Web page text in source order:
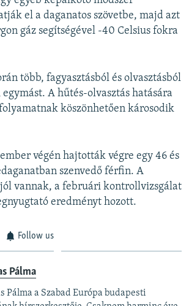
el a daganatos szövetbe, majd azt
gáz segítségével -40 Celsius fokra
több, fagyasztásból és olvasztásból
A hűtés-olvasztás hatására
köszönhetően károsodik
végén hajtották végre egy 46 és
szenvedő férfin. A
vannak, a februári kontrollvizsgálat
eredményt hozott.
Follow us
Pálma
Pálma a Szabad Európa budapesti